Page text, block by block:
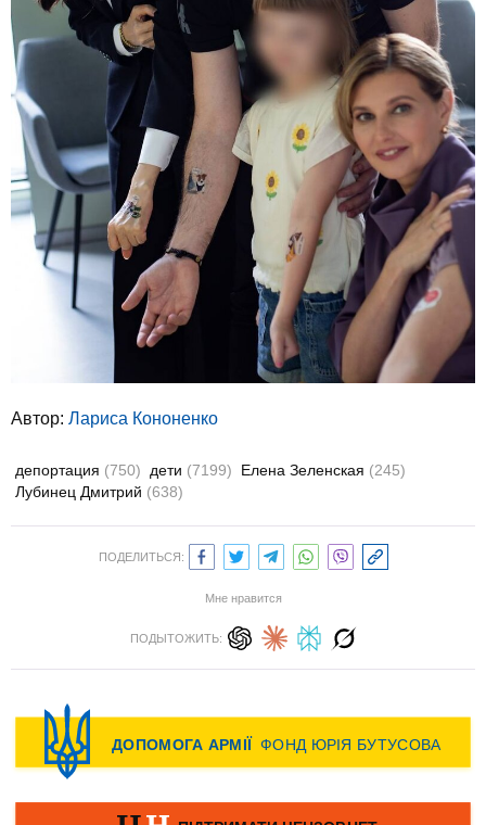
Автор: Лариса Кононенко
депортация (750) дети (7199) Елена Зеленская (245)
Лубинец Дмитрий (638)
ПОДЕЛИТЬСЯ:
Мне нравится
ПОДЫТОЖИТЬ: